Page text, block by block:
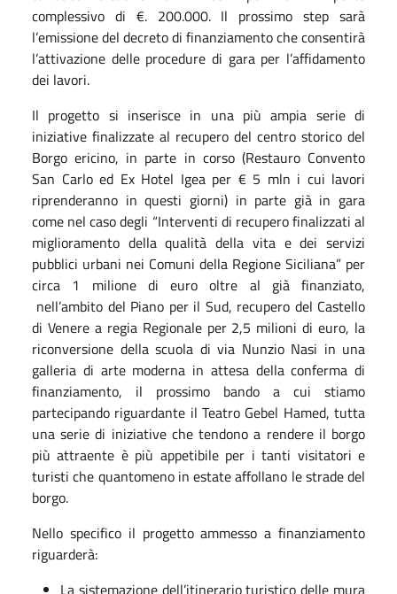
complessivo di €. 200.000. Il prossimo step sarà
l’emissione del decreto di finanziamento che consentirà
l’attivazione delle procedure di gara per l’affidamento
dei lavori.
Il progetto si inserisce in una più ampia serie di
iniziative finalizzate al recupero del centro storico del
Borgo ericino, in parte in corso (Restauro Convento
San Carlo ed Ex Hotel Igea per € 5 mln i cui lavori
riprenderanno in questi giorni) in parte già in gara
come nel caso degli “Interventi di recupero finalizzati al
miglioramento della qualità della vita e dei servizi
pubblici urbani nei Comuni della Regione Siciliana” per
circa 1 milione di euro oltre al già finanziato,
nell’ambito del Piano per il Sud, recupero del Castello
di Venere a regia Regionale per 2,5 milioni di euro, la
riconversione della scuola di via Nunzio Nasi in una
galleria di arte moderna in attesa della conferma di
finanziamento, il prossimo bando a cui stiamo
partecipando riguardante il Teatro Gebel Hamed, tutta
una serie di iniziative che tendono a rendere il borgo
più attraente è più appetibile per i tanti visitatori e
turisti che quantomeno in estate affollano le strade del
borgo.
Nello specifico il progetto ammesso a finanziamento
riguarderà:
La sistemazione dell’itinerario turistico delle mura